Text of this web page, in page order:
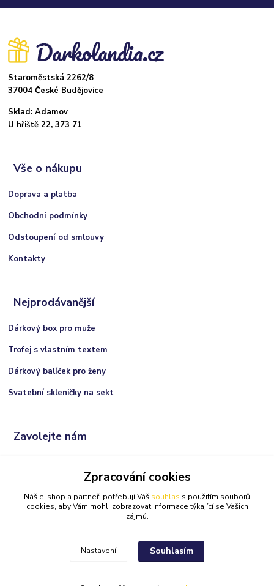
Staroměstská 2262/8
37004 České Budějovice
Sklad: Adamov
U hřiště 22, 373 71
Vše o nákupu
Doprava a platba
Obchodní podmínky
Odstoupení od smlouvy
Kontakty
Nejprodávanější
Dárkový box pro muže
Trofej s vlastním textem
Dárkový balíček pro ženy
Svatební skleničky na sekt
Zavolejte nám
(Po-Ne, 9:00 - 21:00 hod.)
info@darkolandia.cz
Zpracování cookies
Náš e-shop a partneři potřebují Váš souhlas s použitím souborů
cookies, aby Vám mohli zobrazovat informace týkající se Vašich
zájmů.
Nastavení Souhlasím